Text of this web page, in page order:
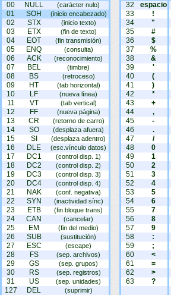
00 NULL (carácter nulo)
01 SOH (inicio encabezado)
02 STX (inicio texto)
03 ETX (fin de texto)
04 EOT (fin transmisión)
05 ENQ (consulta)
06 ACK (reconocimiento)
07 BEL (timbre)
08 BS (retroceso)
09 HT (tab horizontal)
10 LF (nueva línea)
11 VT (tab vertical)
12 FF (nueva página)
13 CR (retorno de carro)
14 SO (desplaza afuera)
15 SI (desplaza adentro)
16 DLE (esc.vínculo datos)
17 DC1 (control disp. 1)
18 DC2 (control disp. 2)
19 DC3 (control disp. 3)
20 DC4 (control disp. 4)
21 NAK (conf. negativa)
22 SYN (inactividad sínc)
23 ETB (fin bloque trans)
24 CAN (cancelar)
25 EM (fin del medio)
26 SUB (sustitución)
27 ESC (escape)
28 FS (sep. archivos)
29 GS (sep. grupos)
30 RS (sep. registros)
31 US (sep. unidades)
127 DEL (suprimir)
32
espacio
33
!
34
"
35
#
36
$
37
%
38
&
39
'
40
(
41
)
42
*
43
+
44
,
45
-
46
.
47
/
48
0
49
1
50
2
51
3
52
4
53
5
54
6
55
7
56
8
57
9
58
:
59
;
60
<
61
=
62
>
63
?